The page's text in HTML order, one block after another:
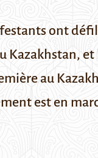
ont
au
est en